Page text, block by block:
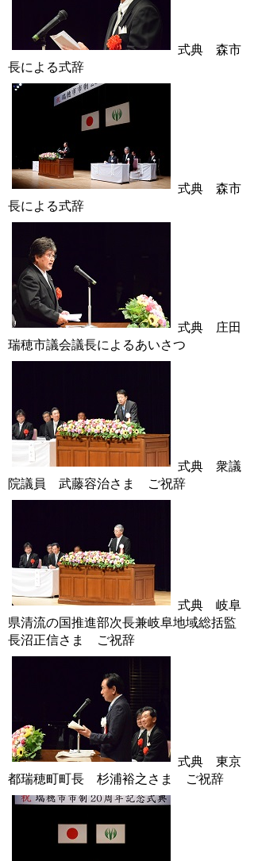
式典 森市
長による式辞
式典 森市
長による式辞
式典 庄田
瑞穂市議会議長によるあいさつ
式典 衆議
院議員 武藤容治さま ご祝辞
式典 岐阜
県清流の国推進部次長兼岐阜地域総括監
長沼正信さま ご祝辞
式典 東京
都瑞穂町町長 杉浦裕之さま ご祝辞